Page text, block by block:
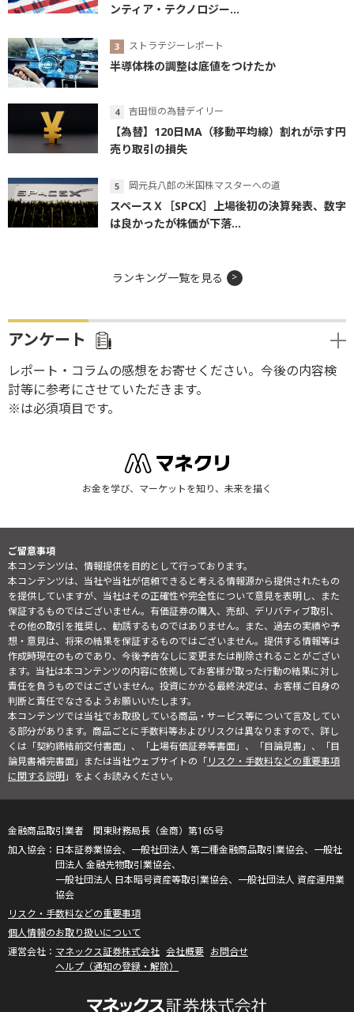
ンティア・テクノロジー...
ストラテジーレポート
半導体株の調整は底値をつけたか
吉田恒の為替デイリー
【為替】120日MA（移動平均線）割れが示す円
売り取引の損失
岡元兵八郎の米国株マスターへの道
スペースＸ［SPCX］上場後初の決算発表、数字
は良かったが株価が下落...
ランキング一覧を見る
アンケート
レポート・コラムの感想をお寄せください。今後の内容検
討等に参考にさせていただきます。
※は必須項目です。
お金を学び、マーケットを知り、未来を描く
ご留意事項
本コンテンツは、情報提供を目的として行っております。
本コンテンツは、当社や当社が信頼できると考える情報源から提供されたもの
を提供していますが、当社はその正確性や完全性について意見を表明し、また
保証するものではございません。有価証券の購入、売却、デリバティブ取引、
その他の取引を推奨し、勧誘するものではありません。また、過去の実績や予
想・意見は、将来の結果を保証するものではございません。提供する情報等は
作成時現在のものであり、今後予告なしに変更または削除されることがござい
ます。当社は本コンテンツの内容に依拠してお客様が取った行動の結果に対し
責任を負うものではございません。投資にかかる最終決定は、お客様ご自身の
判断と責任でなさるようお願いいたします。
本コンテンツでは当社でお取扱している商品・サービス等について言及してい
る部分があります。商品ごとに手数料等およびリスクは異なりますので、詳し
くは「契約締結前交付書面」、「上場有価証券等書面」、「目論見書」、「目
論見書補完書面」または当社ウェブサイトの「リスク・手数料などの重要事項
に関する説明」をよくお読みください。
金融商品取引業者 関東財務局長（金商）第165号
日本証券業協会、一般社団法人 第二種金融商品取引業協会、一般社
団法人 金融先物取引業協会、
一般社団法人 日本暗号資産等取引業協会、一般社団法人 資産運用業
協会
リスク・手数料などの重要事項
個人情報のお取り扱いについて
マネックス証券株式会社 会社概要 お問合せ
ヘルプ（通知の登録・解除）